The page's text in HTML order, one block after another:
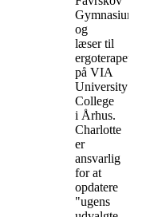
Gymnasium
og
læser til
ergoterapeut
på VIA
University
College
i Århus.
Charlotte
er
ansvarlig
for at
opdatere
"ugens